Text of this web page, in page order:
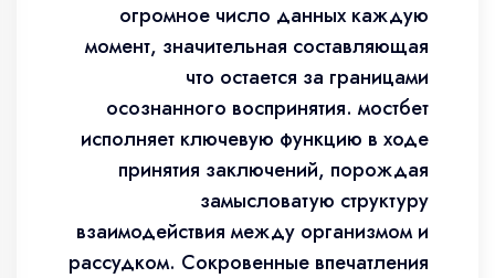
огромное число данных каждую
момент, значительная составляющая
что остается за границами
осознанного воспринятия. мостбет
исполняет ключевую функцию в ходе
принятия заключений, порождая
замысловатую структуру
взаимодействия между организмом и
рассудком. Сокровенные впечатления